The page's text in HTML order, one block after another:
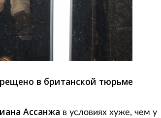
в британской тюрьме
Ассанжа в условиях хуже, чем у